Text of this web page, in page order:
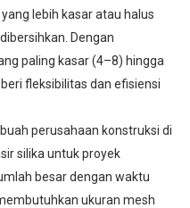
lebih kasar atau halus
Dengan
paling kasar (4–8) hingga
fleksibilitas dan efisiensi
perusahaan konstruksi di
silika untuk proyek
besar dengan waktu
ukuran mesh